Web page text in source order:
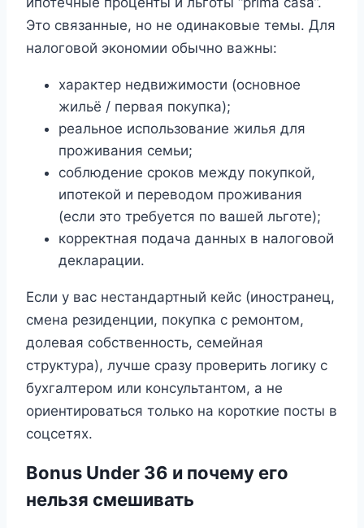
Это связанные, но не одинаковые темы. Для
налоговой экономии обычно важны:
характер недвижимости (основное
жильё / первая покупка);
реальное использование жилья для
проживания семьи;
соблюдение сроков между покупкой,
ипотекой и переводом проживания
(если это требуется по вашей льготе);
корректная подача данных в налоговой
декларации.
Если у вас нестандартный кейс (иностранец,
смена резиденции, покупка с ремонтом,
долевая собственность, семейная
структура), лучше сразу проверить логику с
бухгалтером или консультантом, а не
ориентироваться только на короткие посты в
соцсетях.
Bonus Under 36 и почему его
нельзя смешивать